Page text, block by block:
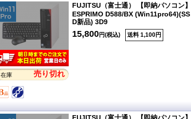
在庫 売り切れ
FUJITSU（富士通） 【即納パソコン】
ESPRIMO D588/BX (Win11pro64)(SS
D新品) 3D9
15,800円(税込) 送料 1,100円